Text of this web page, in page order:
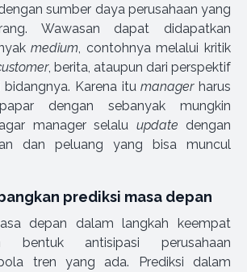
sumber daya perusahaan yang
Wawasan dapat didapatkan
medium , contohnya melalui kritik
, berita, ataupun dari perspektif
bidangnya. Karena itumanagerharus
dengan sebanyak mungkin
manager selalu update dengan
dan peluang yang bisa muncul
prediksi masa depan
depan dalam langkah keempat
bentuk antisipasi perusahaan
tren yang ada. Prediksi dalam